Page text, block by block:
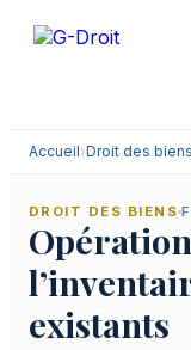
Accueil›Droit des biens
DROIT DES BIENS
existants